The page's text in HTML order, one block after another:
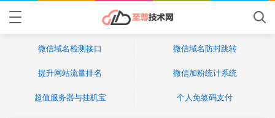
微信域名检测接口 微信域名防封跳转
提升网站流量排名 微信加粉统计系统
超值服务器与挂机宝 个人免签码支付